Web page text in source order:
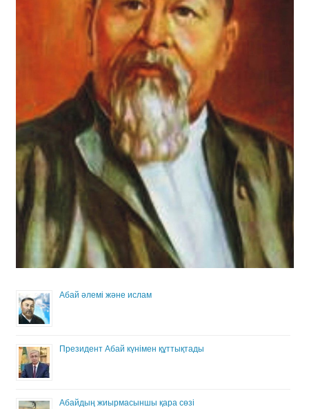
Абай әлемі және ислам
Президент Абай күнімен құттықтады
Абайдың жиырмасыншы қара сөзі